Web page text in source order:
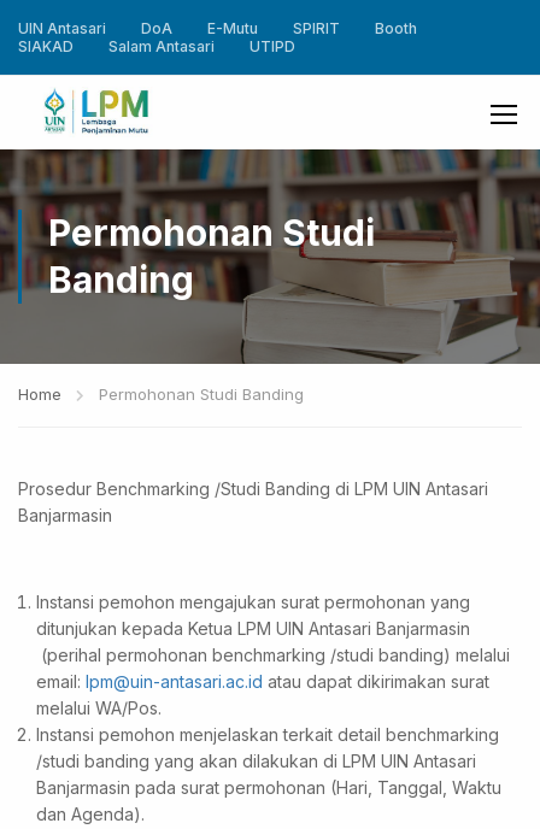
UIN Antasari DoA E-Mutu SPIRIT
Booth
SIAKAD
Salam Antasari UTIPD
Permohonan Studi
Banding
Home Permohonan Studi Banding
Prosedur Benchmarking /Studi Banding di LPM UIN Antasari
Banjarmasin
Instansi pemohon mengajukan surat permohonan yang
ditunjukan kepada Ketua LPM UIN Antasari Banjarmasin
(perihal permohonan benchmarking /studi banding) melalui
email: lpm@uin-antasari.ac.id atau dapat dikirimakan surat
melalui WA/Pos.
Instansi pemohon menjelaskan terkait detail benchmarking
/studi banding yang akan dilakukan di LPM UIN Antasari
Banjarmasin pada surat permohonan (Hari, Tanggal, Waktu
dan Agenda).